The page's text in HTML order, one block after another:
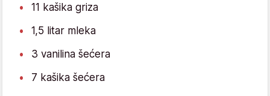
11 kašika griza
1,5 litar mleka
3 vanilina šećera
7 kašika šećera